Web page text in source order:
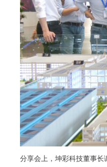
分享会上，坤彩科技董事